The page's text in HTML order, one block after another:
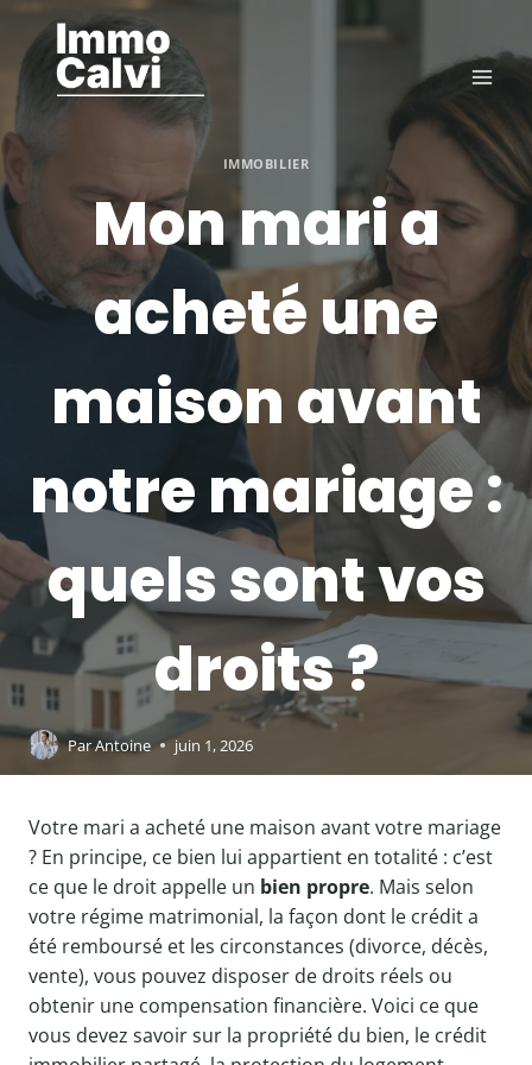
Aller
contenu
IMMOBILIER
Mon mari a
acheté une
maison avant
notre mariage :
quels sont vos
droits ?
ParAntoine juin 1, 2026
Votre mari a acheté une maison avant votre mariage
? En principe, ce bien lui appartient en totalité : c’est
ce que le droit appelle un bien propre. Mais selon
votre régime matrimonial, la façon dont le crédit a
été remboursé et les circonstances (divorce, décès,
vente), vous pouvez disposer de droits réels ou
obtenir une compensation financière. Voici ce que
vous devez savoir sur la propriété du bien, le crédit